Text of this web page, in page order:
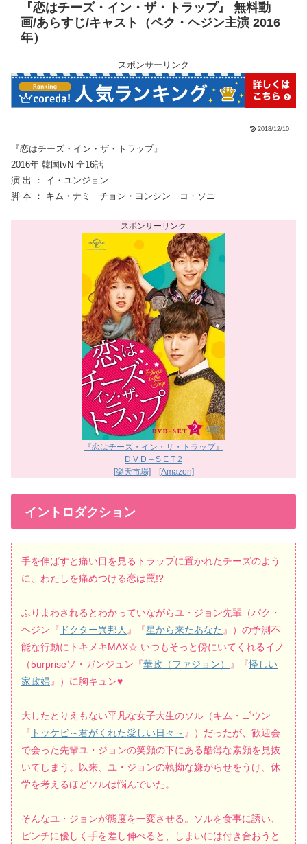
『恋はチーズ・イン・ザ・トラップ』 無料動
画/あらすじ/キャスト（ペク・ヘジン主演 2016
年）
スポンサーリンク
2018/12/10
『恋はチーズ・イン・ザ・トラップ』
2016年 韓国tvN 全16話
演 出 ： イ・ユンジョン
脚 本 ： キム・ナミ チョン・ヨンシン コ・ソニ
『恋はチーズ・イン・ザ・トラップ』
D V D – S E T 2
[楽天市場]
[Amazon]
イントロダクション
手を伸ばすと痛い目を見るトラップに置かれたチーズのよう
に、わたしを痛めつける恋は罠!?
ふりまわされるとわかっていながらユ・ジョン先輩（パク・
ヘジン『 ドクター異邦人 』『星から来たあなた 』）の予測不
能な行動にトキメキMAX☆ いつもそっと傍にいてくれるイノ
（5urpriseソ・ガンジュン『華政（ファジョン） 』『怪しい
家政婦』）に胸キュン♥
大したとりえもない平凡な女子大生のソル（キム・ゴウン
『 トッケビ～君がくれた愛しい日々～ 』）だったが、歓迎会
で会った先輩ユ・ジョンの笑顔の下にある酷薄な素顔を見抜
いてしまう。以来、ユ・ジョンの執拗な嫌がらせをうけ、休
学を考えるほどソルは悩んでいた。
そんなユ・ジョンが態度を一変させる。ソルを食事に誘い、
ピンチに優しく手を差し伸べると、しまいには付き合おうと